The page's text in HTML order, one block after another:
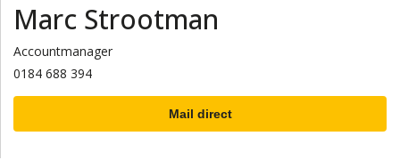
Marc Strootman
Accountmanager
0184 688 394
Mail direct